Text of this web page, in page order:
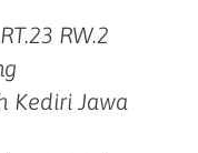
RW.2
Kediri Jawa